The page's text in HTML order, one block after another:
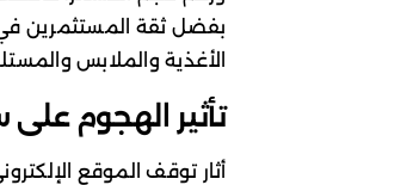
بفضل ثقة المستثمرين في
الأغذية والملابس
تأثير الهجوم
أثار توقف الموقع